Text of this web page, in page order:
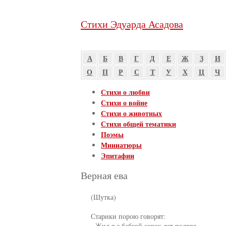
Стихи Эдуарда Асадова
А Б В Г Д Е Ж З И
О
П Р С Т У Х Ц Ч
Стихи о любви
Стихи о войне
Стихи о животных
Стихи общей тематики
Поэмы
Миниатюры
Эпитафии
Верная ева
     (Шутка)
     Старики порою говорят: